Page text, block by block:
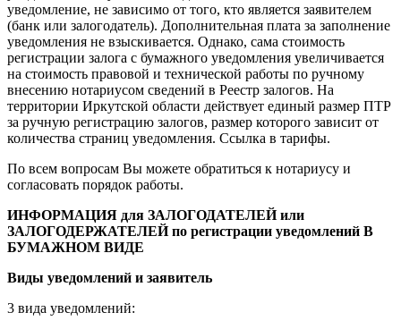
уведомление, не зависимо от того, кто является заявителем
(банк или залогодатель). Дополнительная плата за заполнение
уведомления не взыскивается. Однако, сама стоимость
регистрации залога с бумажного уведомления увеличивается
на стоимость правовой и технической работы по ручному
внесению нотариусом сведений в Реестр залогов. На
территории Иркутской области действует единый размер ПТР
за ручную регистрацию залогов, размер которого зависит от
количества страниц уведомления. Ссылка в тарифы.
По всем вопросам Вы можете обратиться к нотариусу и
согласовать порядок работы.
ИНФОРМАЦИЯ для ЗАЛОГОДАТЕЛЕЙ или
ЗАЛОГОДЕРЖАТЕЛЕЙпо регистрации уведомлений В
БУМАЖНОМ ВИДЕ
Виды уведомлений и заявитель
3 вида уведомлений: